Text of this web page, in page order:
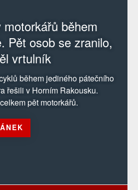
během
Pět osob se zranilo,
vrtulník
během jediného pátečního
řešili v Horním Rakousku.
pět motorkářů.